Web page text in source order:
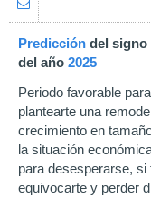
Predicción del signo
del año 2025
Periodo favorable
plantearte una
crecimiento en
la situación
para desesperarse,
equivocarte y perder